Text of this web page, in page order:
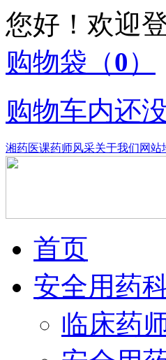
您好！欢迎
购物袋 （0）
购物车内还
湘药医课药师风采关于我们网站
首页
安全用药
临床药